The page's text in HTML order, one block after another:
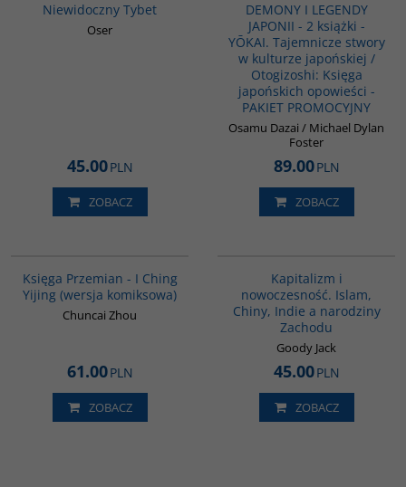
Niewidoczny Tybet
Oser
45.00PLN
ZOBACZ
DEMONY I LEGENDY
JAPONII - 2 książki -
YŌKAI. Tajemnicze stwory
w kulturze japońskiej /
Otogizoshi: Księga
japońskich opowieści -
PAKIET PROMOCYJNY
Osamu Dazai / Michael Dylan
Foster
89.00PLN
ZOBACZ
Księga Przemian - I Ching
Yijing (wersja komiksowa)
Chuncai Zhou
61.00PLN
ZOBACZ
Kapitalizm i
nowoczesność. Islam,
Chiny, Indie a narodziny
Zachodu
Goody Jack
45.00PLN
ZOBACZ